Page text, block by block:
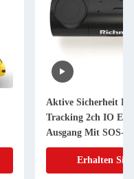
Aktive Sicherheit
Tracking 2ch IO
Ausgang Mit SOS-
Erhalten Sie